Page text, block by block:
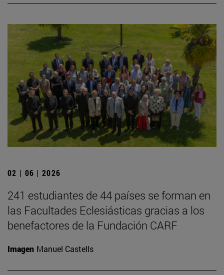
02 | 06 | 2026
241 estudiantes de 44 países se forman en
las Facultades Eclesiásticas gracias a los
benefactores de la Fundación CARF
Imagen Manuel Castells